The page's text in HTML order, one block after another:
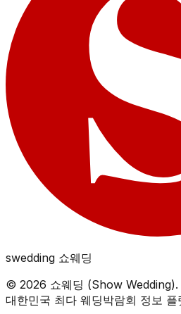
swedding 쇼웨딩
© 2026 쇼웨딩 (Show
대한민국 최다 웨딩박람회 정보 플